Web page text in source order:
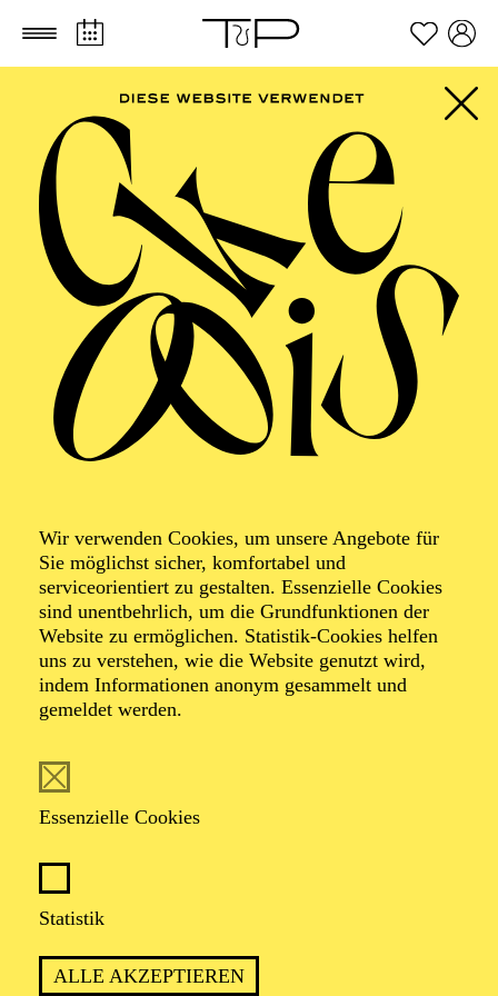
Zum Hauptinhalt springen Zum Footer springen
Wir verwenden Cookies, um unsere Angebote für
Sie möglichst sicher, komfortabel und
serviceorientiert zu gestalten. Essenzielle Cookies
sind unentbehrlich, um die Grundfunktionen der
Website zu ermöglichen. Statistik-Cookies helfen
uns zu verstehen, wie die Website genutzt wird,
indem Informationen anonym gesammelt und
gemeldet werden.
Essenzielle Cookies
Statistik
ALLE AKZEPTIEREN
Foto: Joshua Hoven
Rymon Zacharei
Rymon Zacharei (*1985, Bagdad), bekannt unter dem
Movement Director. Sein Stil verbindet Hip-Hop und
Urban-Dance-Formen wie Locking, Popping und House